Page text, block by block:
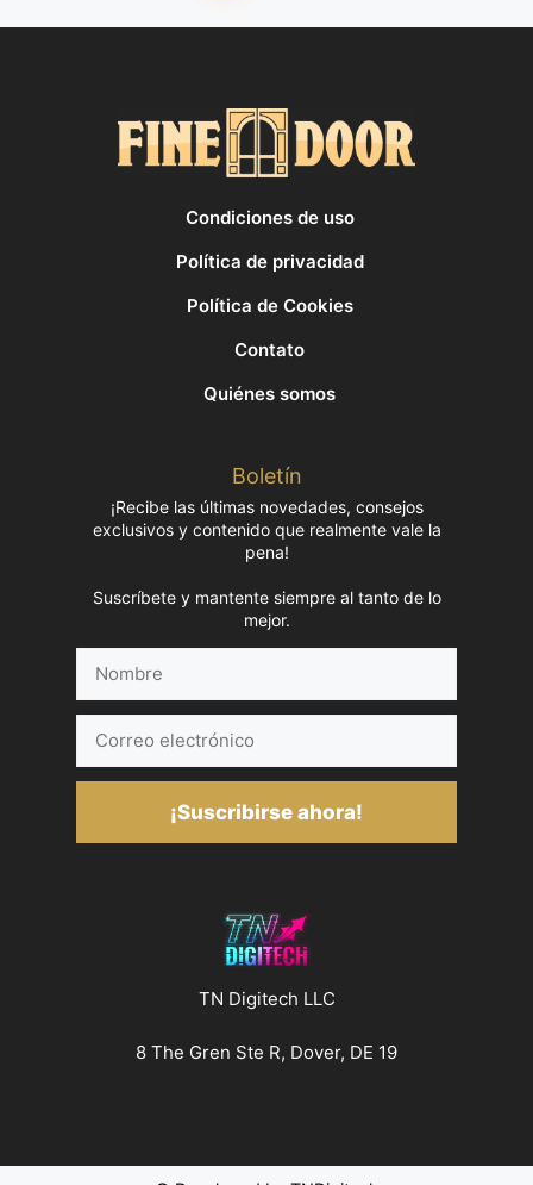
Condiciones de uso
Política de privacidad
Política de Cookies
Contato
Quiénes somos
Boletín
¡Recibe las últimas novedades, consejos
exclusivos y contenido que realmente vale la
pena!
Suscríbete y mantente siempre al tanto de lo
mejor.
electrónico
¡Suscribirse ahora!
TN Digitech LLC
8 The Gren Ste R, Dover, DE 19